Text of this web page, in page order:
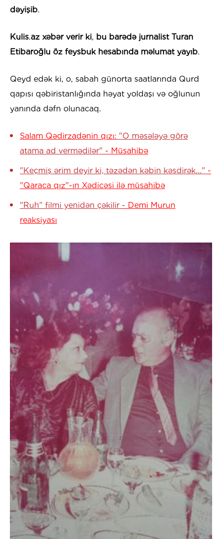
dəyişib.
Kulis.az xəbər verir ki, bu barədə jurnalist Turan
Etibaroğlu öz feysbuk hesabında məlumat yayıb.
Qeyd edək ki, o, sabah günorta saatlarında Qurd
qapısı qəbiristanlığında həyat yoldaşı və oğlunun
yanında dəfn olunacaq.
Salam Qədirzadənin qızı: "O məsələyə görə
atama ad vermədilər" - Müsahibə
"Keçmiş ərim deyir ki, təzədən kəbin kəsdirək..." -
"Qaraca qız"-ın Xədicəsi ilə müsahibə
"Ruh" filmi yenidən çəkilir - Demi Murun
reaksiyası